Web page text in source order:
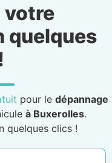
votre
quelques
pour le dépannage
à Buxerolles.
quelques clics !